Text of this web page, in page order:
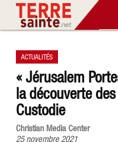
ACTUALITÉS
« Jérusalem
la découverte
Custodie
Christian Media Center
25 novembre 2021